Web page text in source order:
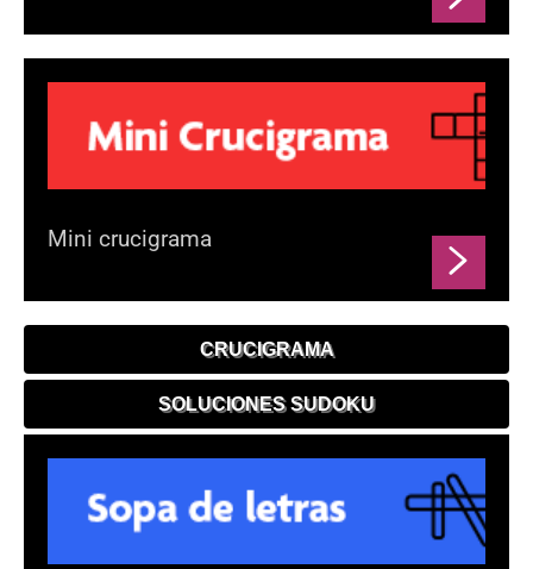
Mini crucigrama
CRUCIGRAMA
SOLUCIONES SUDOKU